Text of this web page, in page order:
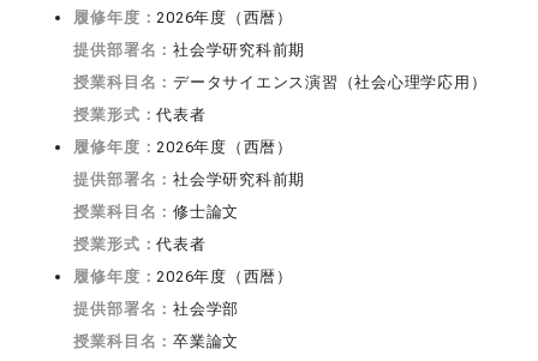
履修年度：2026年度（西暦）
提供部署名：社会学研究科前期
授業科目名：データサイエンス演習（社会心理学応用）
授業形式：代表者
履修年度：2026年度（西暦）
提供部署名：社会学研究科前期
授業科目名：修士論文
授業形式：代表者
履修年度：2026年度（西暦）
提供部署名：社会学部
授業科目名：卒業論文